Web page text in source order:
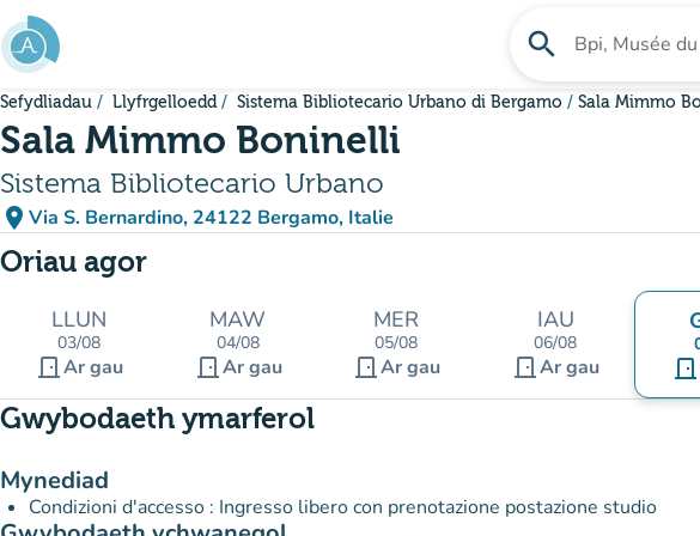
Mynd i'r prif gynnwys
search Chwilio am
Sefydliadau Llyfrgelloedd Sistema Bibliotecario Urbano di Bergamo Sala Mimmo
Sala Mimmo Boninelli
Sistema Bibliotecario Urbano
place Via S. Bernardino, 24122 Bergamo, Italie
(agor yn Google Maps)
(tab newydd)
Oriau agor
LLUN
03/08
door_frontAr gau
MAW
04/08
door_front Ar gau
MER
05/08
door_frontAr gau
IAU
06/08
door_front Ar gau door_front
Gwybodaeth ymarferol
Mynediad
Condizioni d'accesso : Ingresso libero con prenotazione postazione studio